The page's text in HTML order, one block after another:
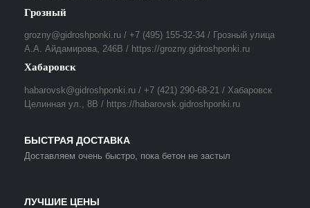
Грозный
grozny@gidroshponki.ru / +7 (495) 155-32-34 / Грозный улица
А.А. Айдамирова, 246В / https://grozny.gidroshponki.ru
Хабаровск
habarovsk@gidroshponki.ru / +7 (421) 290-68-21 / Хабаровск
Целинная ул., 8В / https://habarovsk.gidroshponki.ru
БЫСТРАЯ ДОСТАВКА
Доставляем очень быстро, пока бетон не застыл
ЛУЧШИЕ ЦЕНЫ